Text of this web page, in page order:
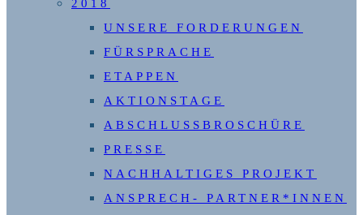
2018
UNSERE FORDERUNGEN
FÜRSPRACHE
ETAPPEN
AKTIONSTAGE
ABSCHLUSSBROSCHÜRE
PRESSE
NACHHALTIGES PROJEKT
ANSPRECH- PARTNER*INNEN